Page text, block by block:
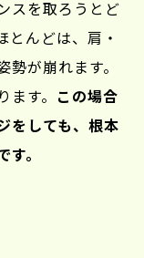
スを取ろうとど
とんどは、肩・
が崩れます。
す。 この場合
をしても、根本
。